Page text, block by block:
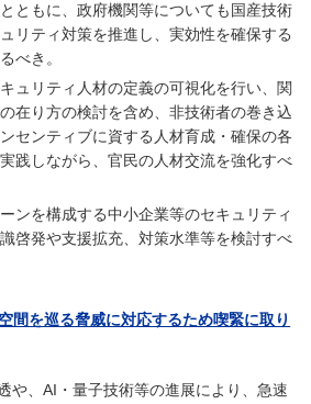
ともに、政府機関等についても国産技術
リティ対策を推進し、実効性を確保する
べき。
ュリティ人材の定義の可視化を行い、関
在り方の検討を含め、非技術者の巻き込
センティブに資する人材育成・確保の各
践しながら、官民の人材交流を強化すべ
ンを構成する中小企業等のセキュリティ
啓発や支援拡充、対策水準等を検討すべ
間を巡る脅威に対応するため喫緊に取り
や、AI・量子技術等の進展により、急速